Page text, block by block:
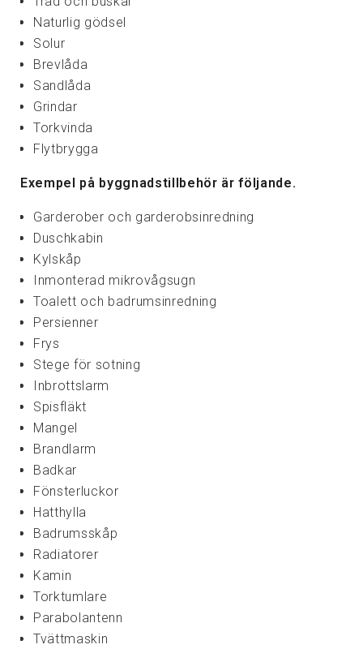
Naturlig gödsel
Solur
Brevlåda
Sandlåda
Grindar
Torkvinda
Flytbrygga
Exempel på byggnadstillbehör är följande.
Garderober och garderobsinredning
Duschkabin
Kylskåp
Inmonterad mikrovågsugn
Toalett och badrumsinredning
Persienner
Frys
Stege för sotning
Inbrottslarm
Spisfläkt
Mangel
Brandlarm
Badkar
Fönsterluckor
Hatthylla
Badrumsskåp
Radiatorer
Kamin
Torktumlare
Parabolantenn
Tvättmaskin